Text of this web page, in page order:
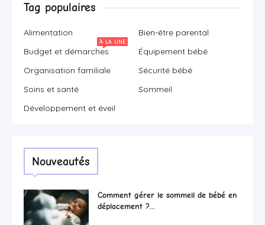
Tag populaires
Alimentation
Bien-être parental
Budget et démarches
À LA UNE
Équipement bébé
Organisation familiale
Sécurité bébé
Soins et santé
Sommeil
Développement et éveil
Nouveautés
Comment gérer le sommeil de bébé en
déplacement ?...